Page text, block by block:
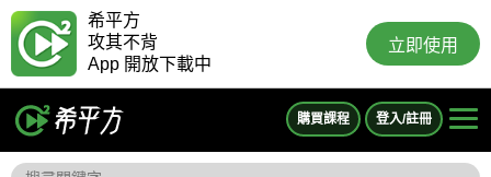
希平方
攻其不背
App 開放下載中
立即使用
購買課程 登入/註冊